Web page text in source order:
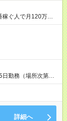
ぐ人で月120万ほ
個配達×25日勤務
勤務（場所次第で
の勤務可能性有り ※
、帰社OKです
詳細へ